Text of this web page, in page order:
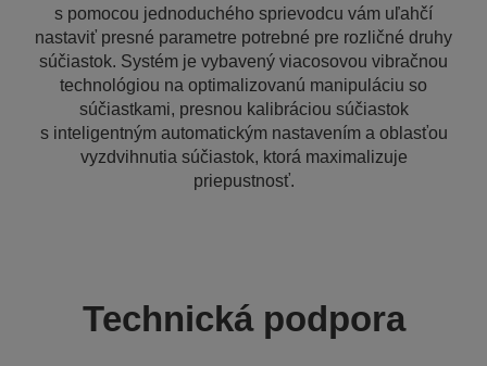
s pomocou jednoduchého sprievodcu vám uľahčí
nastaviť presné parametre potrebné pre rozličné druhy
súčiastok. Systém je vybavený viacosovou vibračnou
technológiou na optimalizovanú manipuláciu so
súčiastkami, presnou kalibráciou súčiastok
s inteligentným automatickým nastavením a oblasťou
vyzdvihnutia súčiastok, ktorá maximalizuje
priepustnosť.
Technická podpora